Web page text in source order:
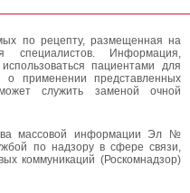
по рецепту, размещенная на
специалистов. Информация,
пациентами для
о применении представленных
служить заменой очной
массовой информации Эл №
по надзору в сфере связи,
коммуникаций (Роскомнадзор)